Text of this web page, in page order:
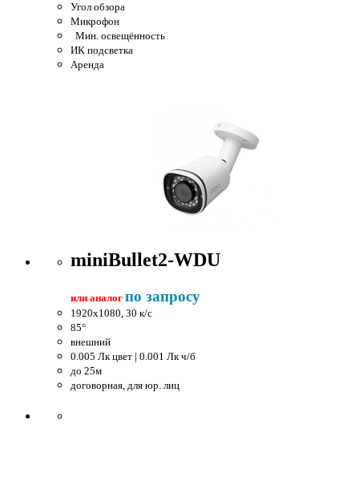
Угол обзора
Микрофон
Мин. освещённость
ИК подсветка
Аренда
miniBullet2-WDU
или аналог по запросу
1920x1080, 30 к/c
85°
внешний
0.005 Лк цвет | 0.001 Лк ч/б
до 25м
договорная, для юр. лиц